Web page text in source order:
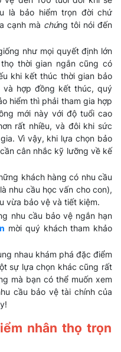
là bảo hiểm trọn đời chứ
cạnh mà chúng tôi nói đến
như mọi quyết định lớn
thời gian ngắn cũng có
khi kết thúc thời gian bảo
và hợp đồng kết thúc, quý
hiểm thì phải tham gia hợp
mới này với độ tuổi cao
rất nhiều, và đôi khi sức
Vì vậy, khi lựa chọn bảo
cân nhắc kỹ lưỡng về kế
khách hàng có nhu cầu
nhu cầu học vấn cho con),
vừa bảo vệ và tiết kiệm.
nhu cầu bảo vệ ngắn hạn
mời quý khách tham khảo
nhau khám phá đặc điểm
sự lựa chọn khác cũng rất
mà bạn có thể muốn xem
cầu bảo vệ tài chính của
nhân thọ trọn